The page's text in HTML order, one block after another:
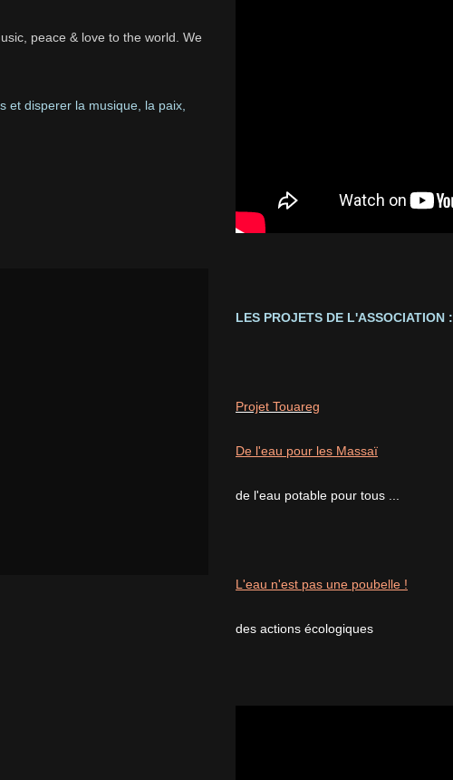
peace & love to the world. We
et disperer la musique, la paix,
LES PROJETS DE L'ASSOCIATION :
Projet Touareg
De l'eau pour les Massaï
de l'eau potable pour tous ...
L'eau n'est pas une poubelle !
des actions écologiques